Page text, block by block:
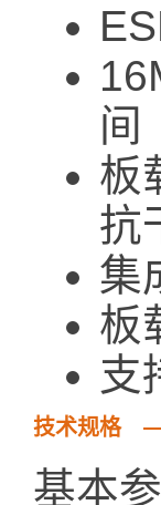
间
板
抗
集
板
支
技术规格
基本